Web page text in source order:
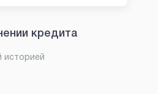
кредита
историей